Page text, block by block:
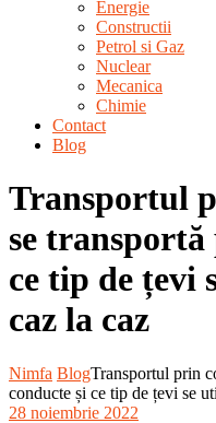
Energie
Constructii
Petrol si Gaz
Nuclear
Mecanica
Chimie
Contact
Blog
Transportul
se
ce tip de țevi
caz la caz
Nimfa BlogTransportul prin
conducte și ce tip de țevi se
28 noiembrie 2022